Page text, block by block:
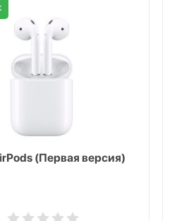
(Первая версия)